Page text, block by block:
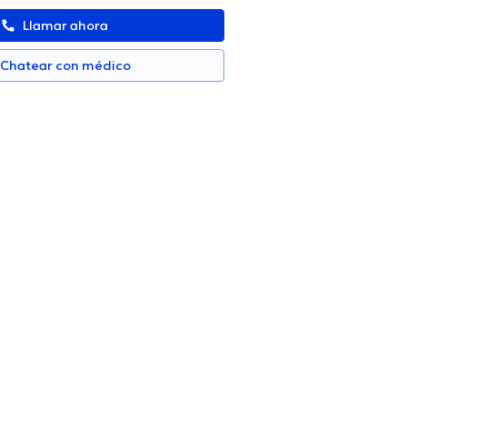
Llamar ahora
Chatear con médico